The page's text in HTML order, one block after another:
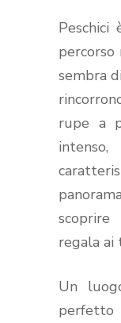
Peschici
percorso
sembra
rupe a
regala ai
Un